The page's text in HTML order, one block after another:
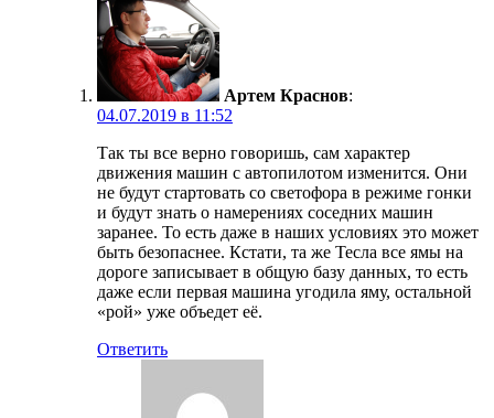
Артем Краснов:
04.07.2019 в 11:52
Так ты все верно говоришь, сам характер
движения машин с автопилотом изменится. Они
не будут стартовать со светофора в режиме гонки
и будут знать о намерениях соседних машин
заранее. То есть даже в наших условиях это может
быть безопаснее. Кстати, та же Тесла все ямы на
дороге записывает в общую базу данных, то есть
даже если первая машина угодила яму, остальной
«рой» уже объедет её.
Ответить